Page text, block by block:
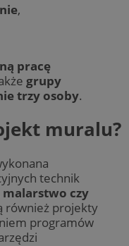
,
pracę
grupy
trzy osoby.
muralu?
technik
czy
również projekty
programów